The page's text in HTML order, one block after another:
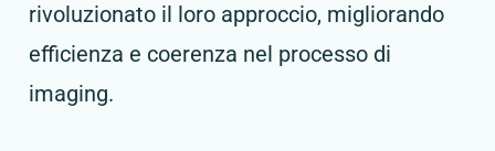
rivoluzionato il loro approccio, migliorando
efficienza e coerenza nel processo di
imaging.